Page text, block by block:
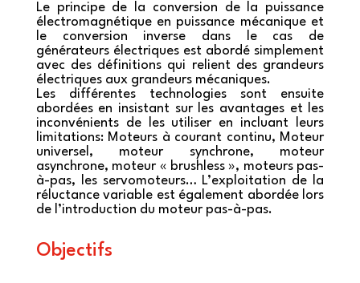
Le principe de la conversion de la puissance
électromagnétique en puissance mécanique et
le conversion inverse dans le cas de
générateurs électriques est abordé simplement
avec des définitions qui relient des grandeurs
électriques aux grandeurs mécaniques.
Les différentes technologies sont ensuite
abordées en insistant sur les avantages et les
inconvénients de les utiliser en incluant leurs
limitations: Moteurs à courant continu, Moteur
universel, moteur synchrone, moteur
asynchrone, moteur « brushless », moteurs pas-
à-pas, les servomoteurs… L’exploitation de la
réluctance variable est également abordée lors
de l’introduction du moteur pas-à-pas.
Objectifs